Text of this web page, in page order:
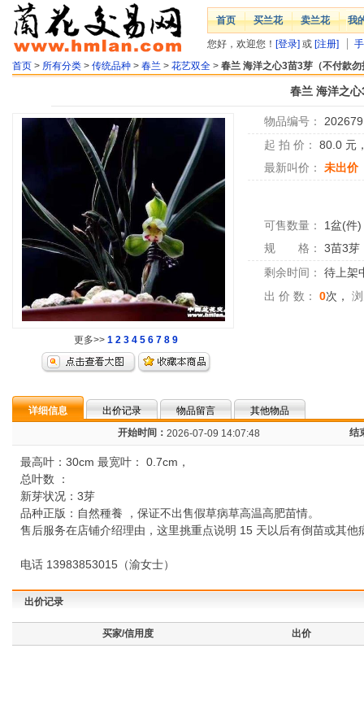
首页 买兰花 卖兰花 我
您好，欢迎您！ [登录] 或 [注册]
首页 > 所有分类 > 传统品种 > 春兰 > 花艺双全 > 春兰 海洋之心3苗3芽（不付款勿
春兰 海洋之
更多>> 1 2 3 4 5 6 7 8 9
物品编号：
起 拍 价：
80.0 元
最新叫价：
未出价
可售数量： 1盆(件)
规 格：
3苗3芽
剩余时间：
待上架
出 价 数：
0次，
详细信息 出价记录 物品留言
其他物品
开始时间： 2026-07-09 14:07:48 结
最高叶：30cm 最宽叶： 0.7cm，
总叶数 ：
新芽状况：3芽
品种正版：自然種養 ，保证不出售假草病草高温高肥苗情。
售后服务在店铺介绍理由，这里挑重点说明 15 天以后有倒苗或其
电话 13983853015（渝女士）
出价记录
买家/信用度 出价